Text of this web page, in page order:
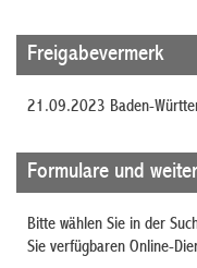
Freigabevermerk
21.09.2023 Baden-
Formulare und
Bitte wählen Sie in der
Sie verfügbaren Online-